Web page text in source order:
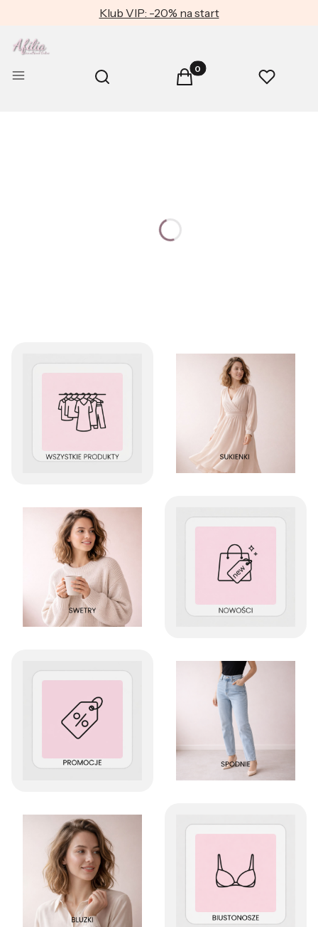
Klub VIP: -20% na start
Menu Otwórz wyszukiwarkę
Szukaj Produkty w koszyku: 0.
Koszyk Ulubione